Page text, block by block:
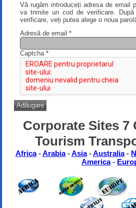
Vă rugăm introduceți adresa de email
va trimite un cod de verificare.
verificare, veți putea alege o noua
Adresă de email *
Captcha *
Adăugare
Corporate Sites 7
Tourism
Africa-Arabia-Asia-Australia-
America-